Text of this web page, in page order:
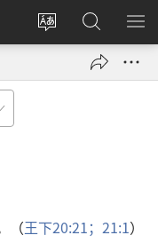
更
登
录
（打
搜
索
JW.ORG
显
（王下20:21； 21:1）